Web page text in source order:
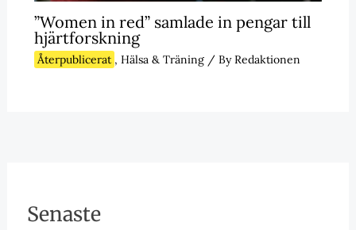
”Women in red” samlade in pengar till
hjärtforskning
Återpublicerat , Hälsa & Träning/ ByRedaktionen
Senaste